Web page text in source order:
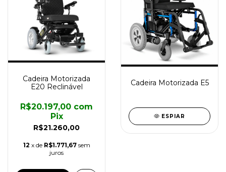
Cadeira Motorizada
E20 Reclinável
R$21.260,00
R$20.197,00 com
Pix
12 x de R$1.771,67 sem
juros
Cadeira Motorizada E5
ESPIAR